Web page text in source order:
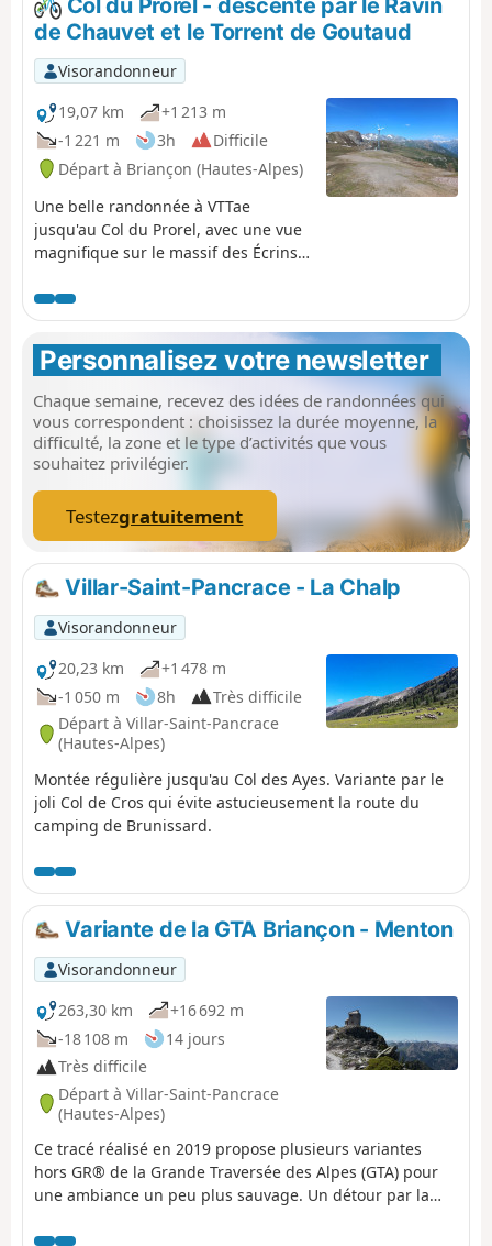
Col du Prorel - descente par le Ravin
de Chauvet et le Torrent de Goutaud
Visorandonneur
19,07 km
+1 213 m
-1 221 m
3h
Difficile
Départ à Briançon (Hautes-Alpes)
Une belle randonnée à VTTae
jusqu'au Col du Prorel, avec une vue
magnifique sur le massif des Écrins
Une descente splendide en single,
crée en 2021 par des passionnés de
VTT du Briançonnais, de la bergerie
qui est sous les 2 télésièges jusqu'à
Puy-Saint-André, et la suite par le
Ravin des Merles, devrait combler les
amateurs de très belles montées et
de très belles descentes.
Personnalisez votre newsletter
Chaque semaine, recevez des idées de randonnées qui
vous correspondent : choisissez la durée moyenne, la
difficulté, la zone et le type d’activités que vous
souhaitez privilégier.
Testezgratuitement
Villar-Saint-Pancrace - La Chalp
Visorandonneur
20,23 km
+1 478 m
-1 050 m
8h
Très difficile
Départ à Villar-Saint-Pancrace
(Hautes-Alpes)
Montée régulière jusqu'au Col des Ayes. Variante par le
joli Col de Cros qui évite astucieusement la route du
camping de Brunissard.
Variante de la GTA Briançon - Menton
Visorandonneur
263,30 km
+16 692 m
-18 108 m
14 jours
Très difficile
Départ à Villar-Saint-Pancrace
(Hautes-Alpes)
Ce tracé réalisé en 2019 propose plusieurs variantes
hors GR® de la Grande Traversée des Alpes (GTA) pour
une ambiance un peu plus sauvage. Un détour par la
compléter cette option Est. Une belle façon de découvrir